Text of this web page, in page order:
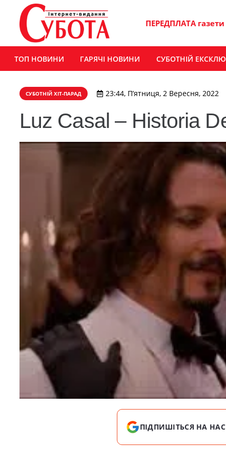
ПЕРЕДПЛАТА газети
ТОП НОВИНИ ГАРЯЧІ НОВИНИ СУБОТНІЙ
СУБОТНІЙ ХІТ-ПАРАД 23:44, П’ятниця, 2 Вересня, 2022
Luz Casal – Historia
ПІДПИШІТЬСЯ НА НАС